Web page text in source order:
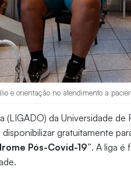
e orientação no atendimento a
(LIGADO) da Universidade
disponibilizar gratuitamente
Pós-Covid-19”. A liga é